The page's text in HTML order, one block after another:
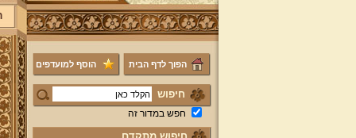
הפוך לדף הבית הוסף למועדפים
חיפוש
חפש במדור זה